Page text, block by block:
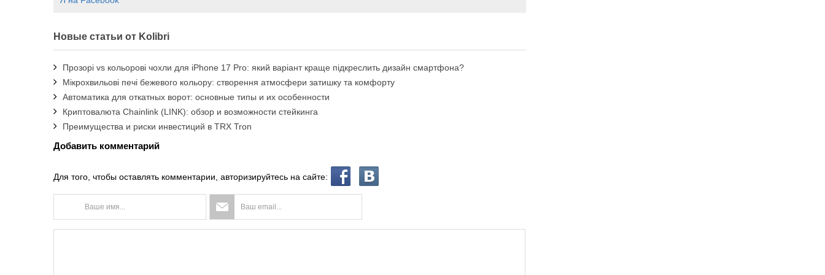
Новые статьи от Kolibri
Прозорі vs кольорові чохли для iPhone 17 Pro: який варіант краще підкреслить дизайн смартфона?
Мікрохвильові печі бежевого кольору: створення атмосфери затишку та комфорту
Автоматика для откатных ворот: основные типы и их особенности
Криптовалюта Chainlink (LINK): обзор и возможности стейкинга
Преимущества и риски инвестиций в TRX Tron
Добавить комментарий
Для того, чтобы оставлять комментарии, авторизируйтесь на сайте: